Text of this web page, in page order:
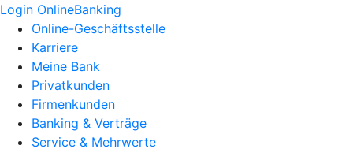
Login OnlineBanking
Online-Geschäftsstelle
Karriere
Meine Bank
Privatkunden
Firmenkunden
Banking & Verträge
Service & Mehrwerte